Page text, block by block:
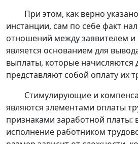
При этом, как верно
инстанции, сам по себе факт
отношений между заявителем и
является основанием для
выплаты, которые
представляют собой оплату их
Стимулирующие и
являются элементами оплаты
признаками заработной платы:
исполнение работником